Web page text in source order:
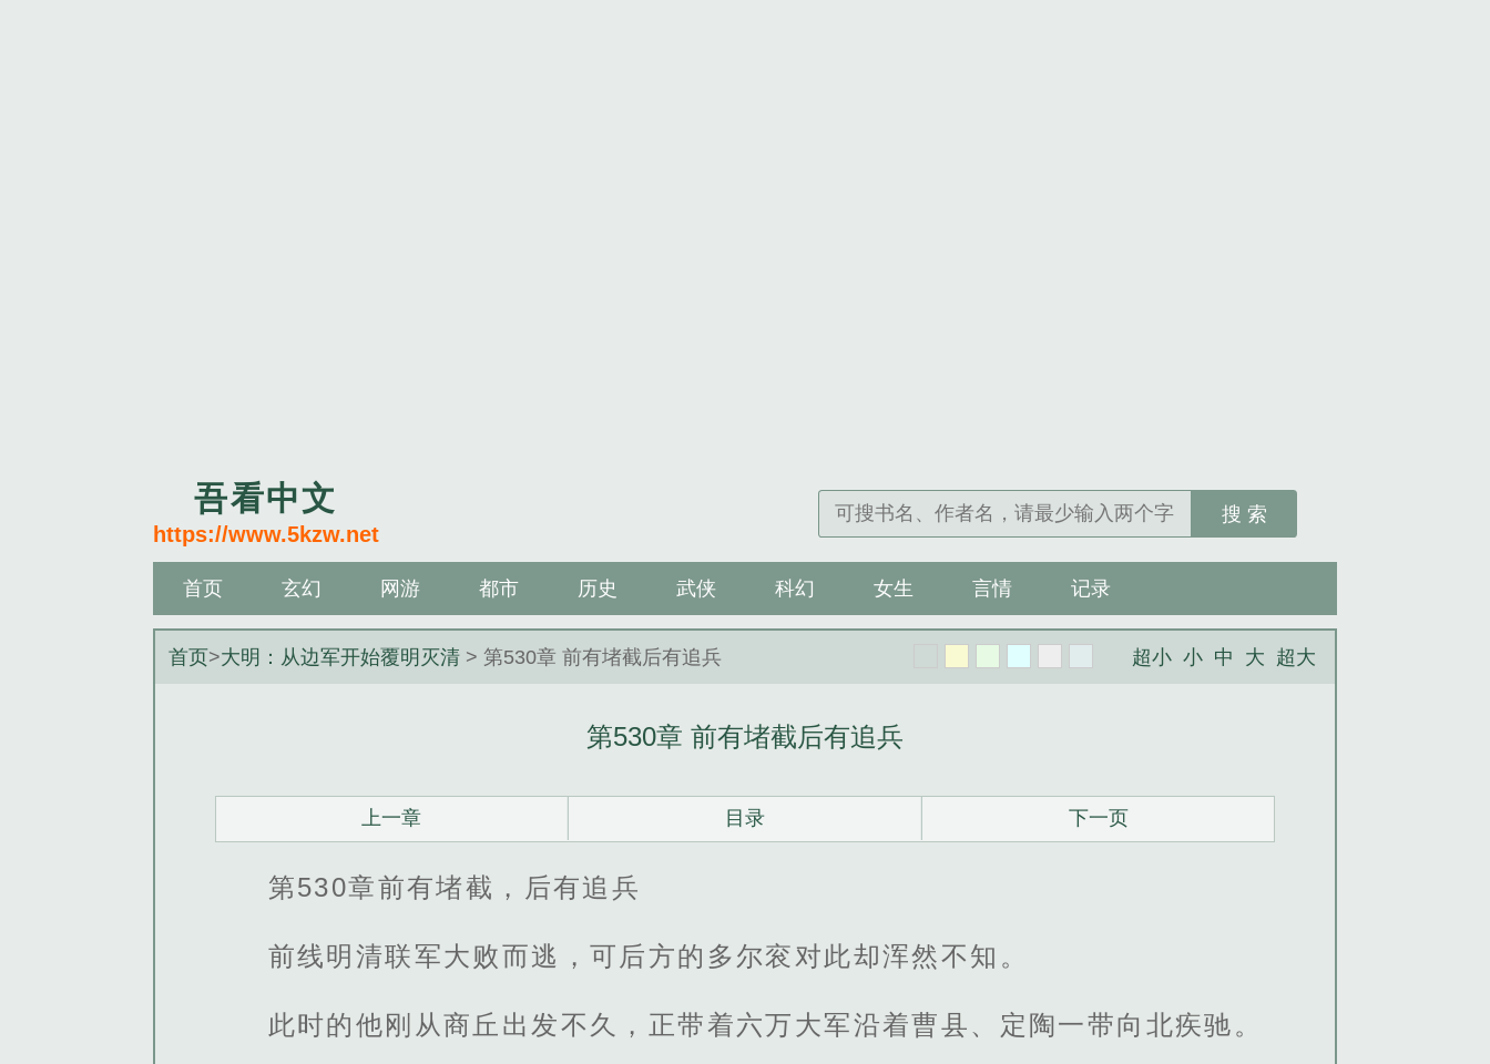
吾看中文
https://www.5kzw.net
搜 索
首页 玄幻 网游 都市 历史 武侠 科幻 女生 言情 记录
首页>大明：从边军开始覆明灭清 > 第530章 前有堵截后有追兵 超小 小 中 大 超大
第530章 前有堵截后有追兵
上一章 目录 下一页
第530章前有堵截，后有追兵
前线明清联军大败而逃，可后方的多尔衮对此却浑然不知。
此时的他刚从商丘出发不久，正带着六万大军沿着曹县、定陶一带向北疾驰。